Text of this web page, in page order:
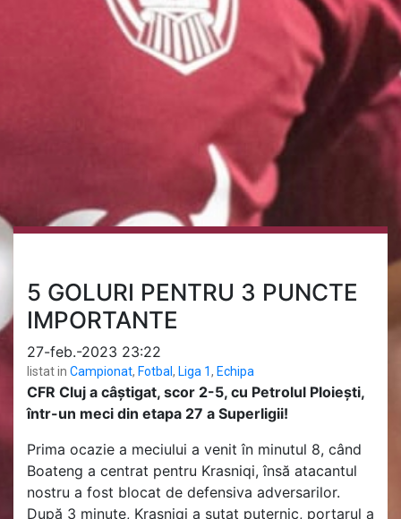
5 GOLURI PENTRU 3 PUNCTE
IMPORTANTE
27-feb.-2023 23:22
listat in Campionat, Fotbal , Liga 1, Echipa
CFR Cluj a câștigat, scor 2-5, cu Petrolul Ploiești,
într-un meci din etapa 27 a Superligii!
Prima ocazie a meciului a venit în minutul 8, când
Boateng a centrat pentru Krasniqi, însă atacantul
nostru a fost blocat de defensiva adversarilor.
După 3 minute, Krasniqi a șutat puternic, portarul a